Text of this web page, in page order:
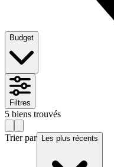
Budget
Filtres
5 biens trouvés
Trier par Les plus récents